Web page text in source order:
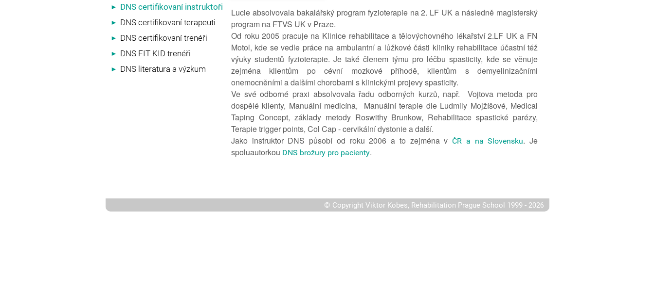
► DNS certifikovaní instruktoři
► DNS certifikovaní terapeuti
► DNS certifikovaní trenéři
► DNS FIT KID trenéři
► DNS literatura a výzkum
Lucie absolvovala bakalářský program fyzioterapie na 2. LF UK a následně magisterský
program na FTVS UK v Praze.
Od roku 2005 pracuje na Klinice rehabilitace a tělovýchovného lékařství 2.LF UK a FN
Motol, kde se vedle práce na ambulantní a lůžkové části kliniky rehabilitace účastní též
výuky studentů fyzioterapie. Je také členem týmu pro léčbu spasticity, kde se věnuje
zejména klientům po cévní mozkové příhodě, klientům s demyelinizačními
onemocněními a dalšími chorobami s klinickými projevy spasticity.
Ve své odborné praxi absolvovala řadu odborných kurzů, např. Vojtova metoda pro
dospělé klienty, Manuální medicína, Manuální terapie dle Ludmily Mojžíšové, Medical
Taping Concept, základy metody Roswithy Brunkow, Rehabilitace spastické parézy,
Terapie trigger points, Col Cap - cervikální dystonie a další.
Jako instruktor DNS působí od roku 2006 a to zejména v ČR a na Slovensku. Je
spoluautorkou DNS brožury pro pacienty.
© Copyright Viktor Kobes, Rehabilitation Prague School 1999 - 2026